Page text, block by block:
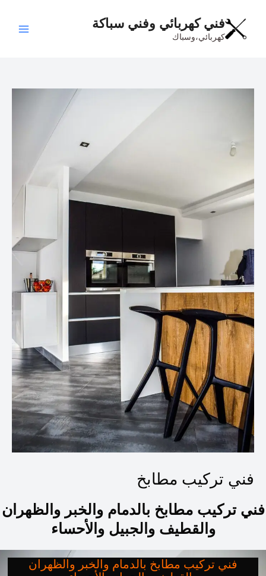
المحتوى
فني كهربائي وفني سباكة
كهربائي،وسباك
فني تركيب مطابخ
فني تركيب مطابخ بالدمام والخبر والظهران
والقطيف والجبيل والأحساء
فني تركيب مطابخ بالدمام والخبر والظهران